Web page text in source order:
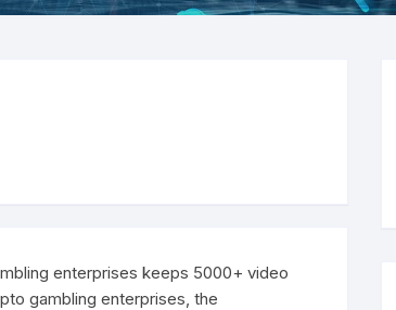
RS232/485/422
100M
Bộ chuyển đổi Video/
Bộ chuyển đổi Ethernet
Thiết bị Din-rail Serial
Bộ
enterprises keeps 5000+ video
gambling enterprises, the